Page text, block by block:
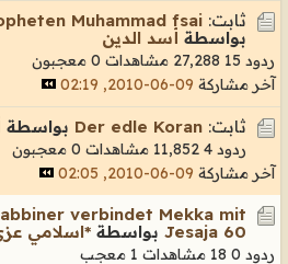
ثابت: Muhammad fsai
بواسطة أسد الدين
ردود 15 27,288 مشاهدات
0 معجبون
آخر مشاركة 09-06-2010, 02:19
ثابت: Der edle Koran بواسطة
ردود 4 11,852 مشاهدات
0 معجبون
آخر مشاركة 09-06-2010, 02:05
verbindet Mekka mit
Jesaja 60 بواسطة *اسلامي
ردود 0 18 مشاهدات
1 معجب